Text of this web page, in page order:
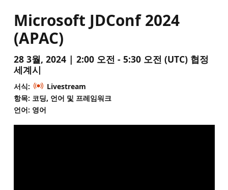
Microsoft JDConf 2024
(APAC)
28 3월, 2024 | 2:00 오전 - 5:30 오전 (UTC) 협정
세계시
서식:
Livestream
항목: 코딩, 언어 및 프레임워크
언어: 영어